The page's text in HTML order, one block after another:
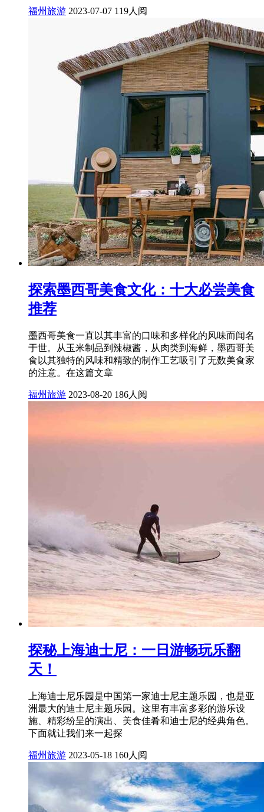
福州旅游 2023-07-07 119人阅
探索墨西哥美食文化：十大必尝美食
推荐
墨西哥美食一直以其丰富的口味和多样化的风味而闻名
于世。从玉米制品到辣椒酱，从肉类到海鲜，墨西哥美
食以其独特的风味和精致的制作工艺吸引了无数美食家
的注意。在这篇文章
福州旅游 2023-08-20 186人阅
探秘上海迪士尼：一日游畅玩乐翻
天！
上海迪士尼乐园是中国第一家迪士尼主题乐园，也是亚
洲最大的迪士尼主题乐园。这里有丰富多彩的游乐设
施、精彩纷呈的演出、美食佳肴和迪士尼的经典角色。
下面就让我们来一起探
福州旅游 2023-05-18 160人阅